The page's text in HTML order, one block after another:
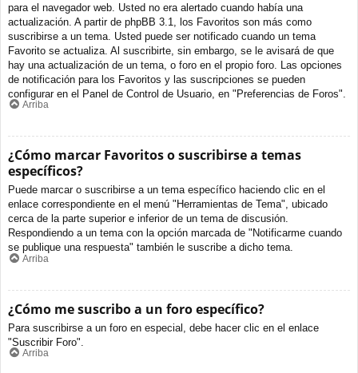
para el navegador web. Usted no era alertado cuando había una
actualización. A partir de phpBB 3.1, los Favoritos son más como
suscribirse a un tema. Usted puede ser notificado cuando un tema
Favorito se actualiza. Al suscribirte, sin embargo, se le avisará de que
hay una actualización de un tema, o foro en el propio foro. Las opciones
de notificación para los Favoritos y las suscripciones se pueden
configurar en el Panel de Control de Usuario, en "Preferencias de Foros".
Arriba
¿Cómo marcar Favoritos o suscribirse a temas
específicos?
Puede marcar o suscribirse a un tema específico haciendo clic en el
enlace correspondiente en el menú "Herramientas de Tema", ubicado
cerca de la parte superior e inferior de un tema de discusión.
Respondiendo a un tema con la opción marcada de "Notificarme cuando
se publique una respuesta" también le suscribe a dicho tema.
Arriba
¿Cómo me suscribo a un foro específico?
Para suscribirse a un foro en especial, debe hacer clic en el enlace
"Suscribir Foro".
Arriba